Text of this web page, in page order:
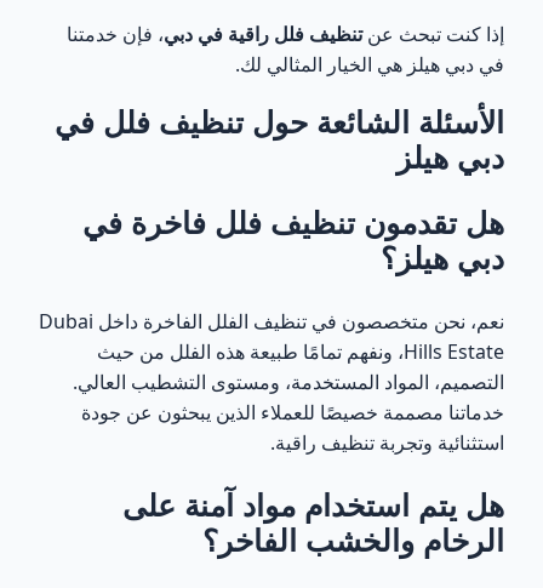
إذا كنت تبحث عنتنظيف فلل راقية في دبي، فإن خدمتنا
في دبي هيلز هي الخيار المثالي لك.
الأسئلة الشائعة حول تنظيف فلل في
دبي هيلز
هل تقدمون تنظيف فلل فاخرة في
دبي هيلز؟
نعم، نحن متخصصون في تنظيف الفلل الفاخرة داخل Dubai
Hills Estate، ونفهم تمامًا طبيعة هذه الفلل من حيث
التصميم، المواد المستخدمة، ومستوى التشطيب العالي.
خدماتنا مصممة خصيصًا للعملاء الذين يبحثون عن جودة
استثنائية وتجربة تنظيف راقية.
هل يتم استخدام مواد آمنة على
الرخام والخشب الفاخر؟